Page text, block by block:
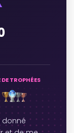
TROPHÉES
donné